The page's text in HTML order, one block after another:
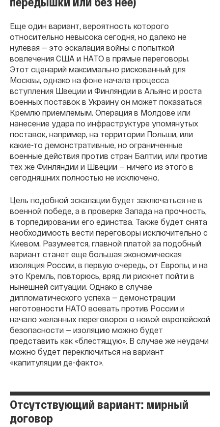
Еще один вариант, вероятность которого
относительно невысока сегодня, но далеко не
нулевая — это эскалация войны с попыткой
вовлечения США и НАТО в прямые переговоры.
Этот сценарий максимально рискованный для
Москвы, однако на фоне начала процесса
вступления Швеции и Финляндии в Альянс и роста
военных поставок в Украину он может показаться
Кремлю приемлемым. Операция в Молдове или
нанесение удара по инфраструктуре упомянутых
поставок, например, на территории Польши, или
какие-то демонстративные, но ограниченные
военные действия против стран Балтии, или против
тех же Финляндии и Швеции — ничего из этого в
сегодняшних полностью не исключено.
Цель подобной эскалации будет заключаться не в
военной победе, а в проверке Запада на прочность,
в торпедировании его единства. Также будет снята
необходимость вести переговоры исключительно с
Киевом. Разумеется, главной платой за подобный
вариант станет еще большая экономическая
изоляция России, в первую очередь, от Европы, и на
это Кремль, повторюсь, вряд ли рискнет пойти в
нынешней ситуации. Однако в случае
дипломатического успеха — демонстрации
неготовности НАТО воевать против России и
начало желанных переговоров о новой европейской
безопасности — изоляцию можно будет
представить как «блестящую». В случае же неудачи
можно будет переключиться на вариант
«капитуляции де-факто».
Отсутствующий вариант: мирный
договор